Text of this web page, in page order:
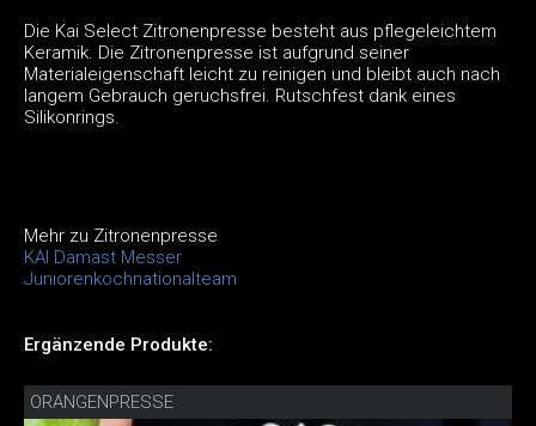
Die Kai Select Zitronenpresse besteht aus pflegeleichtem
Keramik. Die Zitronenpresse ist aufgrund seiner
Materialeigenschaft leicht zu reinigen und bleibt auch nach
langem Gebrauch geruchsfrei. Rutschfest dank eines
Silikonrings.
Mehr zu Zitronenpresse
KAI Damast Messer
Juniorenkochnationalteam
Ergänzende Produkte:
ORANGENPRESSE